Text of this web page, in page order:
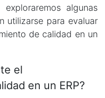
algunas
utilizarse para evaluar
de calidad en un
el
en un ERP?